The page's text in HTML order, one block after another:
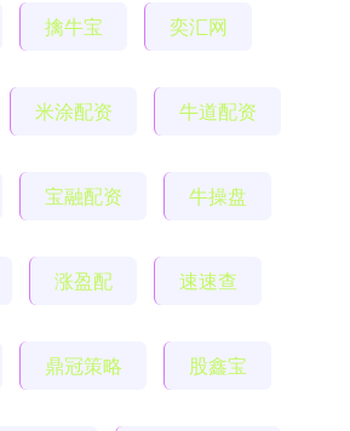
擒牛宝 奕汇网
米涂配资 牛道配资
宝融配资 牛操盘
涨盈配 速速查
鼎冠策略 股鑫宝